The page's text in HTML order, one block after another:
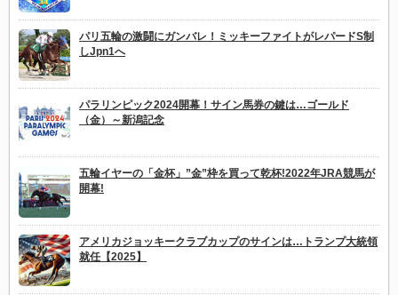
パリ五輪の激闘にガンバレ！ミッキーファイトがレパードS制
しJpn1へ
パラリンピック2024開幕！サイン馬券の鍵は…ゴールド
（金）～新潟記念
五輪イヤーの「金杯」”金”枠を買って乾杯!2022年JRA競馬が
開幕!
アメリカジョッキークラブカップのサインは…トランプ大統領
就任【2025】